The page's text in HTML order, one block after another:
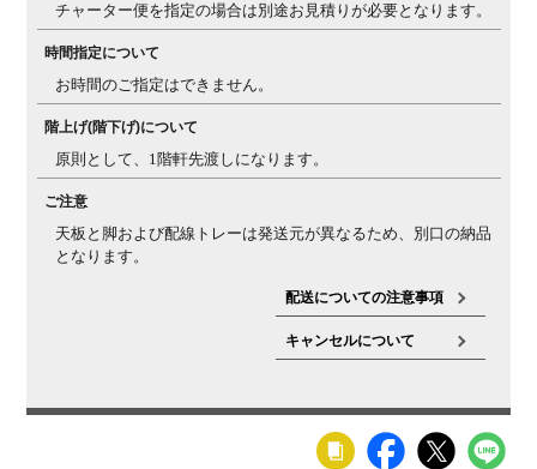
三方向使用・
節について
天板は三方向使用になっているため、裏面には凹凸感の
ある節も入る場合がございます。
反りについ
て・ヒビ割れ
について
天然木の天板は一般的に、夏場など多湿環境では反りが
入りやすくなります。湿度等（乾燥状況など）によりヒ
ビや反りの現象が起こる場合があることを、天然素材の
とをご理解ください。
チャーター便を指定の場合は別途お見積りが必要となります。
時間指定について
お時間のご指定はできません。
階上げ(階下げ)について
原則として、1階軒先渡しになります。
ご注意
天板と脚および配線トレーは発送元が異なるため、別口の納品
となります。
配送についての注意事項
キャンセルについて